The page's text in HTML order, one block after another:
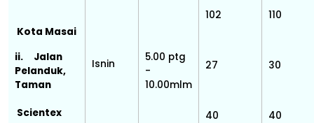
Kota Masai
ii. Jalan
Pelanduk,
Taman
Scientex
Isnin
5.00 ptg
-
10.00mlm
102
27
40
110
30
40